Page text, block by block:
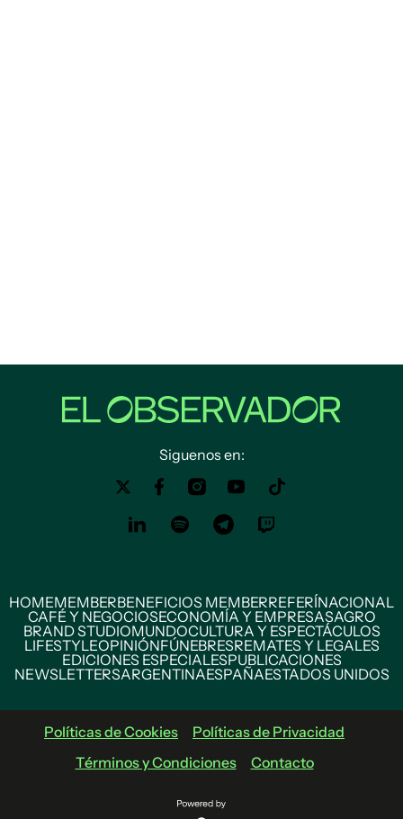
Siguenos en:
HOMEMEMBERBENEFICIOS MEMBERREFERÍNACIONAL
CAFÉ Y NEGOCIOSECONOMÍA Y EMPRESASAGRO
BRAND STUDIOMUNDOCULTURA Y ESPECTÁCULOS
LIFESTYLEOPINIÓNFÚNEBRESREMATES Y LEGALES
EDICIONES ESPECIALESPUBLICACIONES
NEWSLETTERSARGENTINAESPAÑAESTADOS UNIDOS
Políticas de Cookies
Políticas de Privacidad
Términos y Condiciones
Contacto